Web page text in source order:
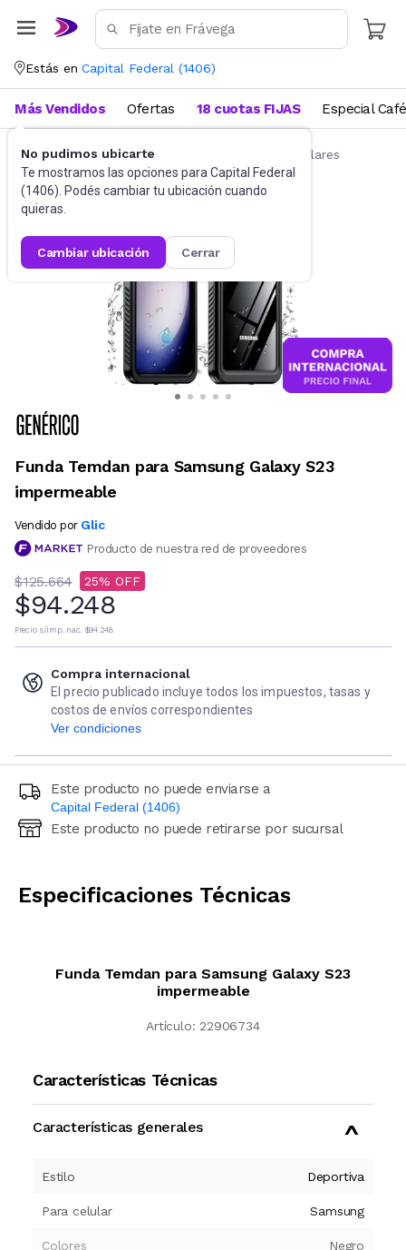
Estás en Capital Federal (1406)
No pudimos ubicarte
Te mostramos las opciones para Capital Federal
(1406). Podés cambiar tu ubicación cuando
quieras.
cambiar ubicación cerrar
Más Vendidos Ofertas 18 cuotas FIJAS Especial Café
Accesorios para Celulares Fundas para celulares
Funda Temdan para Samsung Galaxy S23
impermeable
Vendido por Glic
Producto de nuestra red de proveedores
$125.664 25
$94.248
Precio s/imp. nac. $94.248
Compra internacional
El precio publicado incluye todos los impuestos, tasas y
costos de envíos correspondientes
Ver condiciones
Este producto no puede enviarse a
Capital Federal (1406)
Ingresá código postal (sólo números)
Este producto no puede retirarse por sucursal
Especificaciones Técnicas
Funda Temdan para Samsung Galaxy S23
impermeable
Artículo: 22906734
Características Técnicas
Características generales
Estilo Deportiva
Para celular Samsung
Colores Negro